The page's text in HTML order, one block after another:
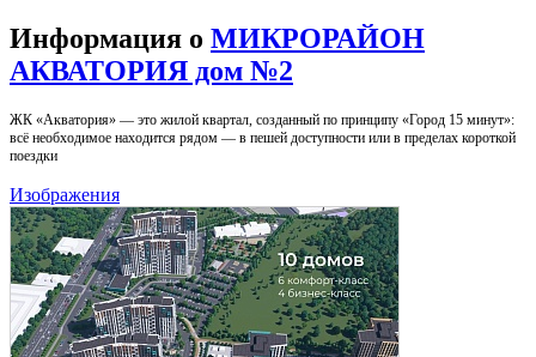
Информация о МИКРОРАЙОН
АКВАТОРИЯ дом №2
ЖК «Акватория» — это жилой квартал, созданный по принципу «Город 15 минут»:
всё необходимое находится рядом — в пешей доступности или в пределах короткой
поездки
Изображения